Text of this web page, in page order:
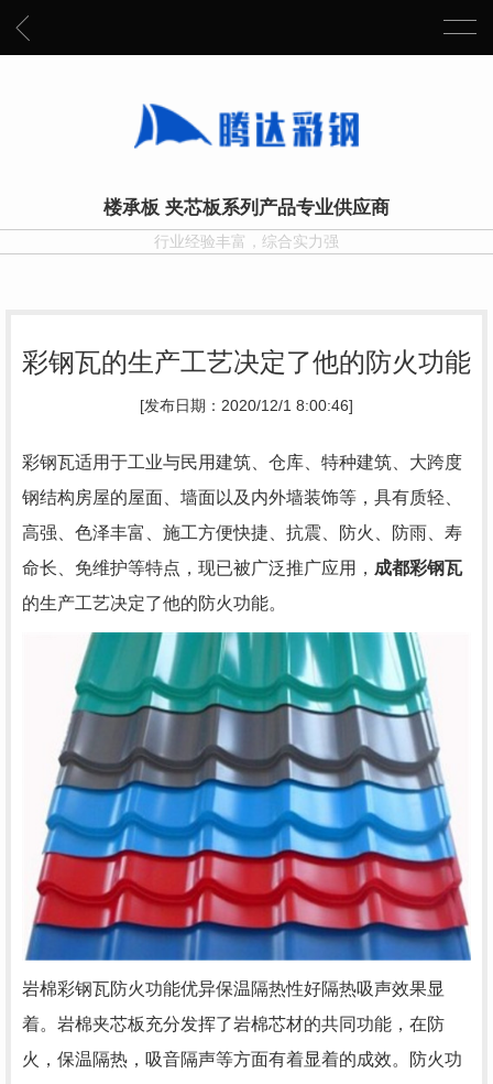
楼承板 夹芯板系列产品专业供应商
行业经验丰富，综合实力强
彩钢瓦的生产工艺决定了他的防火功能
[发布日期：2020/12/1 8:00:46]
彩钢瓦适用于工业与民用建筑、仓库、特种建筑、大跨度
钢结构房屋的屋面、墙面以及内外墙装饰等，具有质轻、
高强、色泽丰富、施工方便快捷、抗震、防火、防雨、寿
命长、免维护等特点，现已被广泛推广应用， 成都彩钢瓦
的生产工艺决定了他的防火功能。
岩棉彩钢瓦防火功能优异保温隔热性好隔热吸声效果显
着。岩棉夹芯板充分发挥了岩棉芯材的共同功能，在防
火，保温隔热，吸音隔声等方面有着显着的成效。防火功